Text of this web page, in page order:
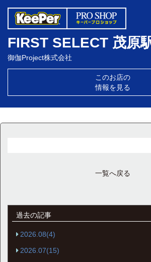
FIRST SELECT 茂原
御伽Project株式会社
このお店の
情報を見る
一覧へ戻る
過去の記事
2026.08(4)
2026.07(15)